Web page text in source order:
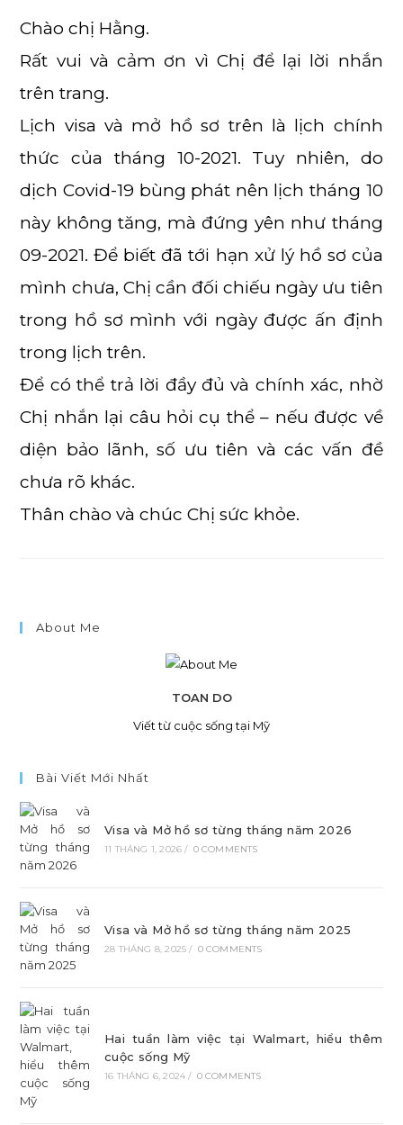
Chào chị Hằng.
Rất vui và cảm ơn vì Chị để lại lời nhắn
trên trang.
Lịch visa và mở hồ sơ trên là lịch chính
thức của tháng 10-2021. Tuy nhiên, do
dịch Covid-19 bùng phát nên lịch tháng 10
này không tăng, mà đứng yên như tháng
09-2021. Để biết đã tới hạn xử lý hồ sơ của
mình chưa, Chị cần đối chiếu ngày ưu tiên
trong hồ sơ mình với ngày được ấn định
trong lịch trên.
Để có thể trả lời đầy đủ và chính xác, nhờ
Chị nhắn lại câu hỏi cụ thể – nếu được về
diện bảo lãnh, số ưu tiên và các vấn đề
chưa rõ khác.
Thân chào và chúc Chị sức khỏe.
About Me
TOAN DO
Viết từ cuộc sống tại Mỹ
Bài Viết Mới Nhất
Visa và Mở hồ sơ từng tháng năm 2026
11 THÁNG 1, 2026 / 0 COMMENTS
Visa và Mở hồ sơ từng tháng năm 2025
28 THÁNG 8, 2025 / 0 COMMENTS
Hai tuần làm việc tại Walmart, hiểu thêm
cuộc sống Mỹ
16 THÁNG 6, 2024 / 0 COMMENTS